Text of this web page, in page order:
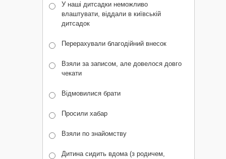
У наші дитсадки неможливо
влаштувати, віддали в київській
дитсадок
Перерахували благодійний внесок
Взяли за записом, але довелося довго
чекати
Відмовилися брати
Просили хабар
Взяли по знайомству
Дитина сидить вдома (з родичем,